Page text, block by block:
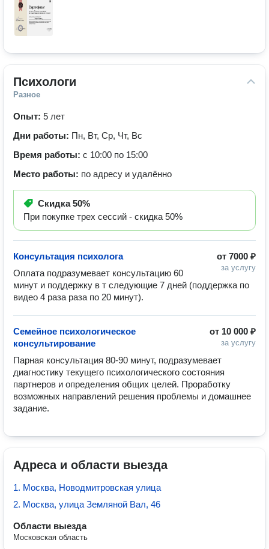
Психологи
Разное
Опыт: 5 лет
Дни работы: Пн, Вт, Ср, Чт, Вс
Время работы: с 10:00 по 15:00
Место работы: по адресу и удалённо
Скидка50%
При покупке трех сессий - скидка 50%
от 7000 ₽
за услугу
Консультация психолога
Оплата подразумевает консультацию 60
минут и поддержку в т следующие 7 дней (поддержка по
видео 4 раза раза по 20 минут).
от 10 000 ₽
за услугу
Семейное психологическое
консультирование
Парная консультация 80-90 минут, подразумевает
диагностику текущего психологического состояния
партнеров и определения общих целей. Проработку
возможных направлений решения проблемы и домашнее
задание.
Адреса и области выезда
1. Москва, Новодмитровская улица
2. Москва, улица Земляной Вал, 46
Области выезда
Московская область